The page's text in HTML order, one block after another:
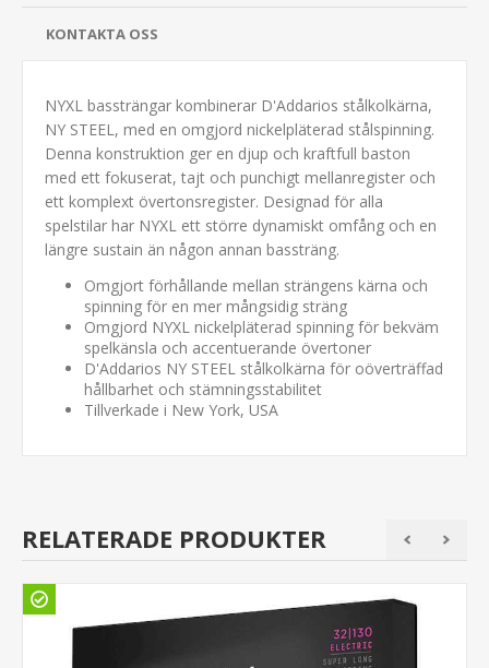
KONTAKTA OSS
NYXL bassträngar kombinerar D'Addarios stålkolkärna,
NY STEEL, med en omgjord nickelpläterad stålspinning.
Denna konstruktion ger en djup och kraftfull baston
med ett fokuserat, tajt och punchigt mellanregister och
ett komplext övertonsregister. Designad för alla
spelstilar har NYXL ett större dynamiskt omfång och en
längre sustain än någon annan bassträng.
Omgjort förhållande mellan strängens kärna och
spinning för en mer mångsidig sträng
Omgjord NYXL nickelpläterad spinning för bekväm
spelkänsla och accentuerande övertoner
D'Addarios NY STEEL stålkolkärna för oöverträffad
hållbarhet och stämningsstabilitet
Tillverkade i New York, USA
RELATERADE PRODUKTER